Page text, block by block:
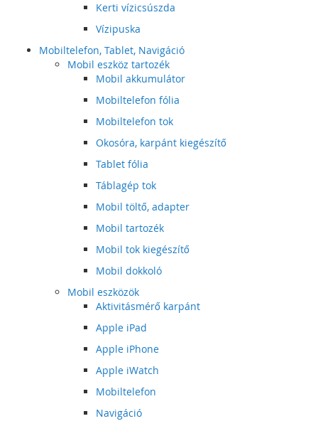
Kerti vízicsúszda
Vízipuska
Mobiltelefon, Tablet, Navigáció
Mobil eszköz tartozék
Mobil akkumulátor
Mobiltelefon fólia
Mobiltelefon tok
Okosóra, karpánt kiegészítő
Tablet fólia
Táblagép tok
Mobil töltő, adapter
Mobil tartozék
Mobil tok kiegészítő
Mobil dokkoló
Mobil eszközök
Aktivitásmérő karpánt
Apple iPad
Apple iPhone
Apple iWatch
Mobiltelefon
Navigáció